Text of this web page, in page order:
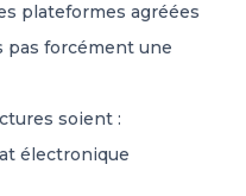
plateformes agréées
pas forcément une
soient :
électronique